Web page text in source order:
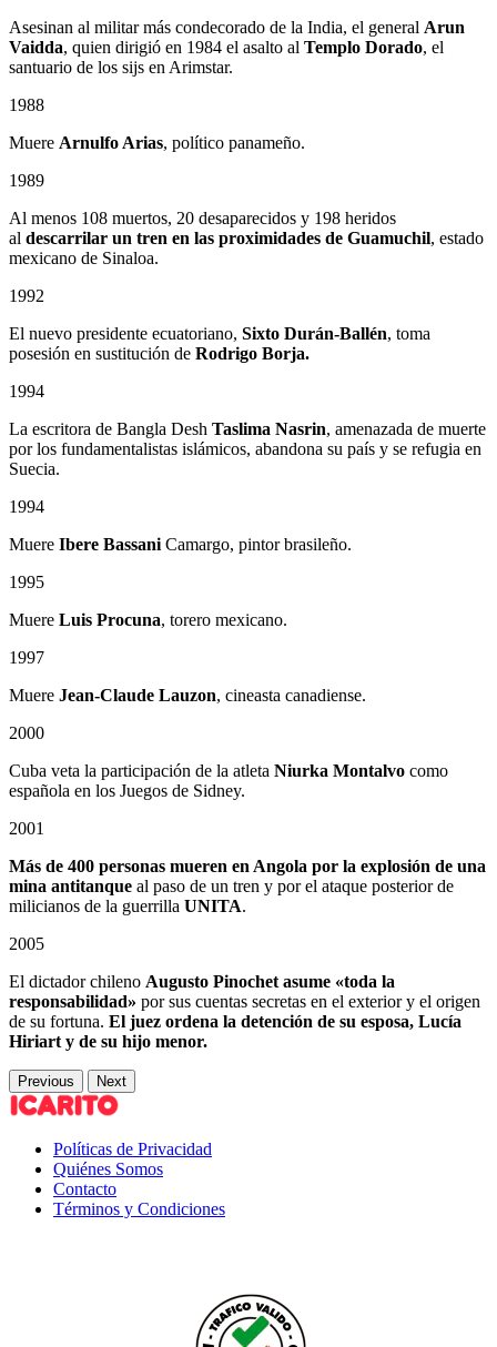
Asesinan al militar más condecorado de la India, el general Arun
Vaidda, quien dirigió en 1984 el asalto al Templo Dorado, el
santuario de los sijs en Arimstar.
1988
Muere Arnulfo Arias, político panameño.
1989
Al menos 108 muertos, 20 desaparecidos y 198 heridos
al descarrilar un tren en las proximidades de Guamuchil, estado
mexicano de Sinaloa.
1992
El nuevo presidente ecuatoriano, Sixto Durán-Ballén, toma
posesión en sustitución de Rodrigo Borja.
1994
La escritora de Bangla Desh Taslima Nasrin, amenazada de muerte
por los fundamentalistas islámicos, abandona su país y se refugia en
Suecia.
1994
Muere Ibere Bassani Camargo, pintor brasileño.
1995
Muere Luis Procuna, torero mexicano.
1997
Muere Jean-Claude Lauzon, cineasta canadiense.
2000
Cuba veta la participación de la atleta Niurka Montalvo como
española en los Juegos de Sidney.
2001
Más de 400 personas mueren en Angola por la explosión de una
mina antitanque al paso de un tren y por el ataque posterior de
milicianos de la guerrilla UNITA.
2005
El dictador chileno Augusto Pinochet asume «toda la
responsabilidad» por sus cuentas secretas en el exterior y el origen
de su fortuna. El juez ordena la detención de su esposa, Lucía
Hiriart y de su hijo menor.
Previous Next
Políticas de Privacidad
Quiénes Somos
Contacto
Términos y Condiciones